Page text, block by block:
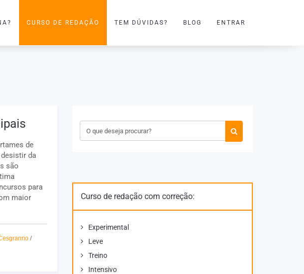
CURSO DE REDAÇÃO TEM DÚVIDAS? BLOG ENTRAR
de
da
são
para
maior
/
Curso de redação com correção:
Experimental
Leve
Treino
Intensivo